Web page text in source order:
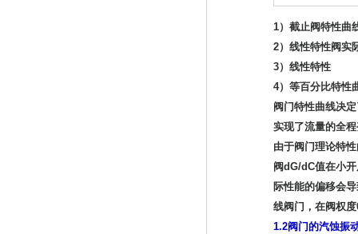
1）截止阀特性曲
2）线性特性阀实
3）线性特性
4）等百分比特性
阀门特性曲线决
实现了流量的全
由于阀门理论特
阀dG/dC值在小
际性能的偏移会
线阀门，在阀权
1.2阀门的汽蚀振